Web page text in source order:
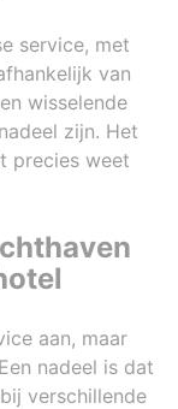
service, met
van
wisselende
zijn. Het
precies weet
aan, maar
nadeel is dat
verschillende